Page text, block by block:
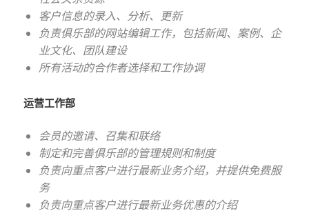
客户信息的录入、分析、更新
负责俱乐部的网站编辑工作，包括新闻、案例、企
业文化、团队建设
所有活动的合作者选择和工作协调
运营工作部
会员的邀请、召集和联络
制定和完善俱乐部的管理規则和制度
负责向重点客户进行最新业务介绍，并提供免费服
务
负责向重点客户进行最新业务优惠的介绍